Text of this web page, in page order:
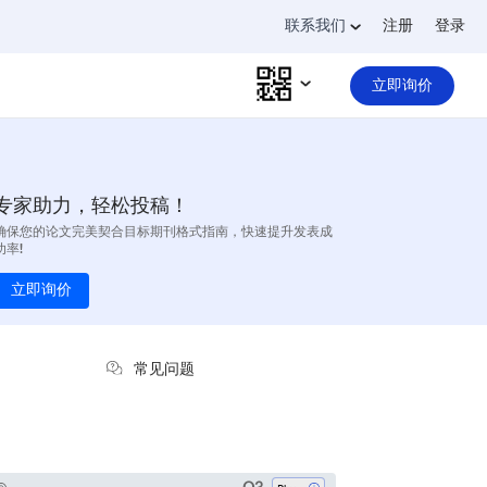
联系我们 注册 登录
立即询价
家助力，轻松投稿！
保您的论文完美契合目标期刊格式指南，快速提升发表成
率!
立即询价
常见问题